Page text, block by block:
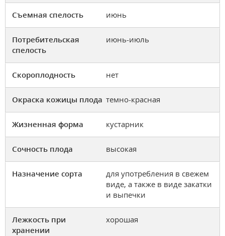
Съемная спелость июнь
Потребительская
спелость
июнь-июль
Скороплодность нет
Окраска кожицы плода темно-красная
Жизненная форма кустарник
Сочность плода высокая
Назначение сорта
для употребления в свежем
виде, а также в виде закатки
и выпечки
Лежкость при
хранении
хорошая